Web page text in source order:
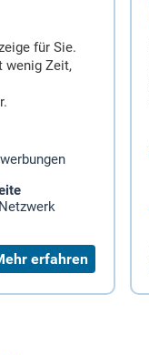
für Sie.
wenig Zeit,
erfahren